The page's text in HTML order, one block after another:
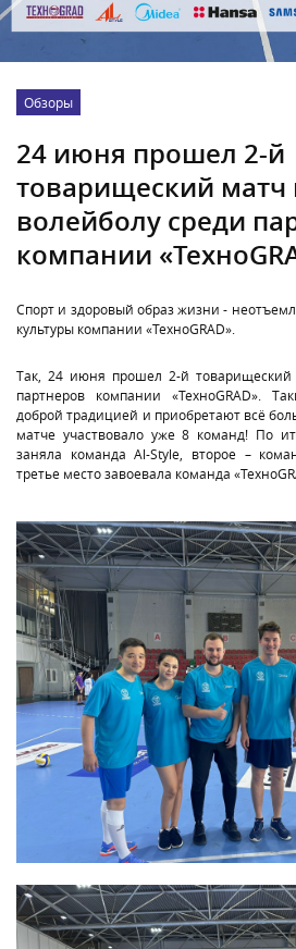
Обзоры
24 июня прошел 2-й
товарищеский матч
волейболу среди
компании
Спорт и здоровый образ жизни -
культуры компании «ТехноGRAD».
Так, 24 июня прошел 2-й товарищеский
партнеров компании «ТехноGRAD».
доброй традицией и приобретают всё
матче участвовало уже 8 команд! По
заняла команда Al-Style, второе –
третье место завоевала команда